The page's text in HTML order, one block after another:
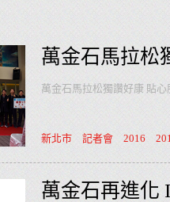
萬金石馬拉松
萬金石馬拉松獨讚好康 貼心
新北市 記者會 2016
萬金石再進化